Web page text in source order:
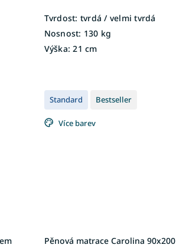
Tvrdost: tvrdá / velmi tvrdá
Nosnost: 130 kg
Výška:21 cm
Standard Bestseller
Více barev
Pěnová matrace Carolina 90x200